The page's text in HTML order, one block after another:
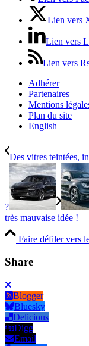
Lien vers
Lien vers
Lien vers
Adhérer
Partenaires
Mentions
Plan du site
English
Des vitres teintées,
?
très mauvaise idée !
Faire défiler vers
Share
Blogger
Bluesky
Delicious
Digg
Email